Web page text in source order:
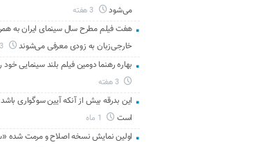
می‌شود
3 هفته
هفت فیلم مطرح سال سینمای ایران به
خارجی‌زبان به زودی معرفی می‌شوند
3 هفته
بهاره رهنما دومین فیلم بلند سینمایی خود
3 هفته
این بدرقه بیش از آنکه آیین سوگواری
است
اولین نمایش نسخه اصلاح و مرمت